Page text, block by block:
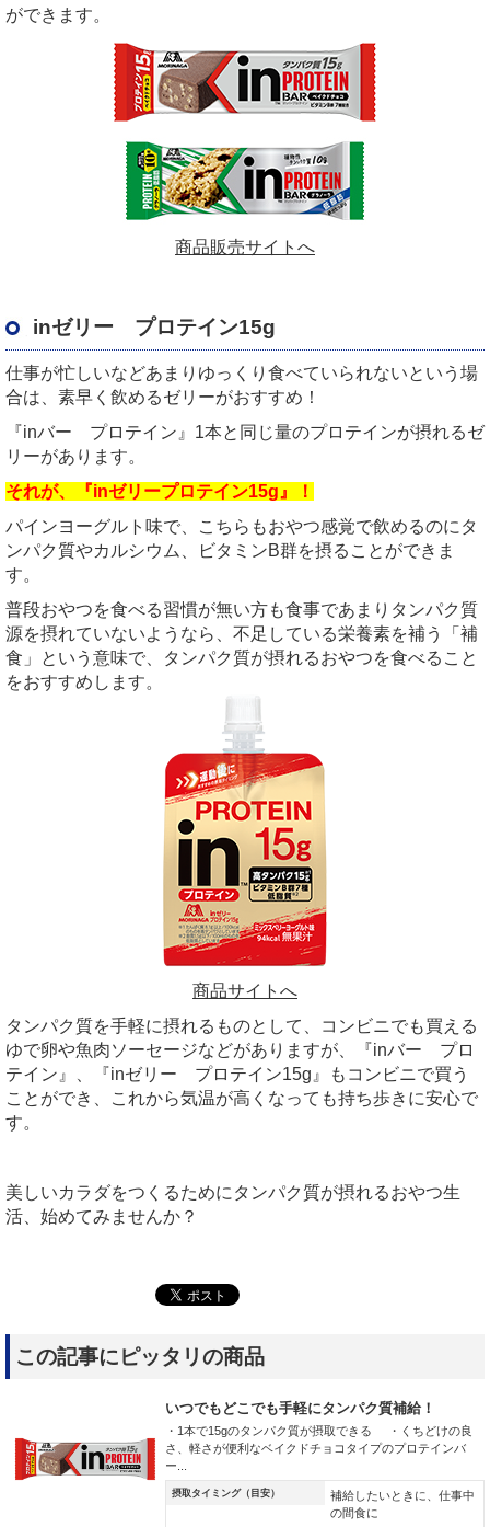
ができます。
商品販売サイトへ
inゼリー プロテイン15g
仕事が忙しいなどあまりゆっくり食べていられないという場
合は、素早く飲めるゼリーがおすすめ！
『inバー プロテイン』1本と同じ量のプロテインが摂れるゼ
リーがあります。
それが、『inゼリープロテイン15g』！
パインヨーグルト味で、こちらもおやつ感覚で飲めるのにタ
ンパク質やカルシウム、ビタミンB群を摂ることができま
す。
普段おやつを食べる習慣が無い方も食事であまりタンパク質
源を摂れていないようなら、不足している栄養素を補う「補
食」という意味で、タンパク質が摂れるおやつを食べること
をおすすめします。
商品サイトへ
タンパク質を手軽に摂れるものとして、コンビニでも買える
ゆで卵や魚肉ソーセージなどがありますが、『inバー プロ
テイン』、『inゼリー プロテイン15g』もコンビニで買う
ことができ、これから気温が高くなっても持ち歩きに安心で
す。
美しいカラダをつくるためにタンパク質が摂れるおやつ生
活、始めてみませんか？
この記事にピッタリの商品
いつでもどこでも手軽にタンパク質補給！
・1本で15gのタンパク質が摂取できる ・くちどけの良
さ、軽さが便利なベイクドチョコタイプのプロテインバ
ー...
摂取タイミング（目安）
補給したいときに、仕事中
の間食に